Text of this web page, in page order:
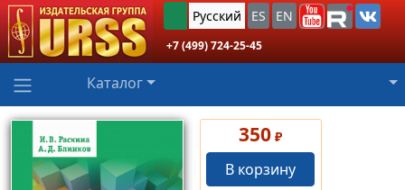
Русский ES EN
+7 (499) 724-25-45
Каталог
350 ₽
В корзину